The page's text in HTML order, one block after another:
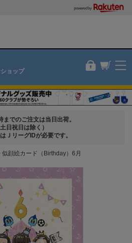
powered by
ョップ
までのご注文は当日出荷。
土日祝日は除く）
ＪリーグIDが必要です。
似顔絵カード（Birthday）6月